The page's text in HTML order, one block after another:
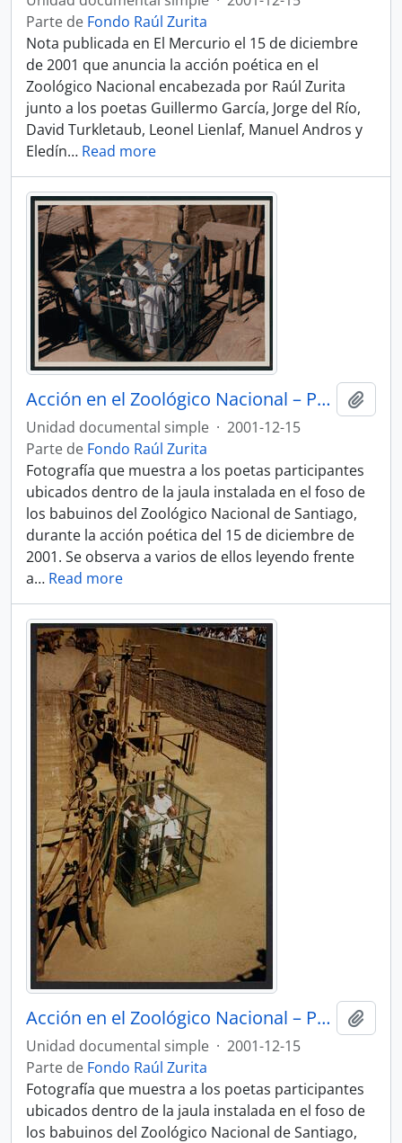
Parte de Fondo Raúl Zurita
Nota publicada en El Mercurio el 15 de diciembre
de 2001 que anuncia la acción poética en el
Zoológico Nacional encabezada por Raúl Zurita
junto a los poetas Guillermo García, Jorge del Río,
David Turkletaub, Leonel Lienlaf, Manuel Andros y
Eledín… Read more
Acción en el Zoológico Nacional – Poetas dentro de la jaula durante la lectura
Unidad documental simple · 2001-12-15
Parte de Fondo Raúl Zurita
Fotografía que muestra a los poetas participantes
ubicados dentro de la jaula instalada en el foso de
los babuinos del Zoológico Nacional de Santiago,
durante la acción poética del 15 de diciembre de
2001. Se observa a varios de ellos leyendo frente
a… Read more
Acción en el Zoológico Nacional – Poetas dentro de la jaula durante la lectura bajo la mirada de los primates
Unidad documental simple · 2001-12-15
Parte de Fondo Raúl Zurita
Fotografía que muestra a los poetas participantes
ubicados dentro de la jaula instalada en el foso de
los babuinos del Zoológico Nacional de Santiago,